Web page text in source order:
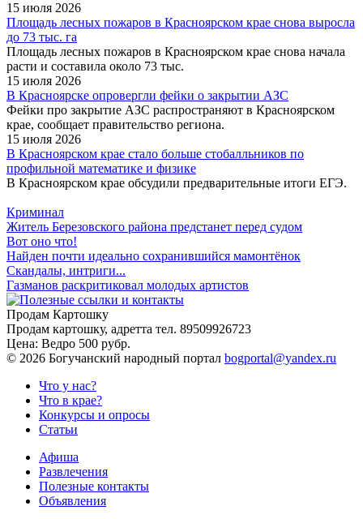
15 июля 2026
Площадь лесных пожаров в Красноярском крае снова выросла
до 73 тыс. га
Площадь лесных пожаров в Красноярском крае снова начала
расти и составила около 73 тыс.
15 июля 2026
В Красноярске опровергли фейки о закрытии АЗС
Фейки про закрытие АЗС распространяют в Красноярском
крае, сообщает правительство региона.
15 июля 2026
В Красноярском крае стало больше стобалльников по
профильной математике и физике
В Красноярском крае обсудили предварительные итоги ЕГЭ.
Криминал
Житель Березовского района предстанет перед судом
Вот оно что!
Найден почти идеально сохранившийся мамонтёнок
Скандалы, интриги...
Газманов раскритиковал молодых артистов
Продам Картошку
Продам картошку, адретта тел. 89509926723
Цена: Ведро 500 рубр.
© 2026 Богучанский народный портал bogportal@yandex.ru
Что у нас?
Что в крае?
Конкурсы и опросы
Статьи
Афиша
Развлечения
Полезные контакты
Объявления